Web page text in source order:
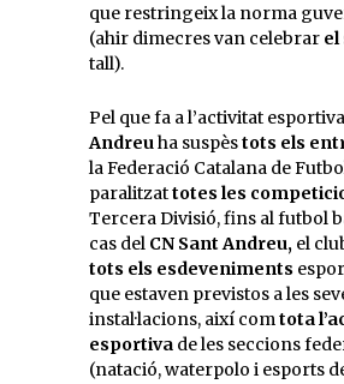
que restringeix la norma
(ahir dimecres van celebrar el
tall).
Pel que fa a l’activitat
Andreu ha suspèstots els
la Federació Catalana de
paralitzattotes les
Tercera Divisió, fins al futbol
cas del CN Sant Andreu, el
tots els esdeveniments
que estaven previstos a les
instal·lacions, així com tota
esportiva de les seccions
(natació, waterpolo i esports